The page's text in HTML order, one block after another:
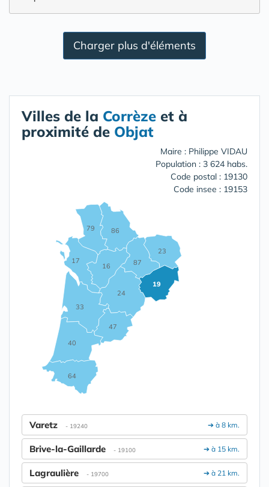
Charger plus d'éléments
Villes de la Corrèze et à
proximité de Objat
Maire : Philippe VIDAU
Population : 3 624 habs.
Code postal : 19130
Code insee : 19153
16
17
19
23
24
33
40
47
64
79 86
87
➔ à 8 km.
Varetz - 19240
➔ à 15 km.
Brive-la-Gaillarde - 19100
➔ à 21 km.
Lagraulière - 19700